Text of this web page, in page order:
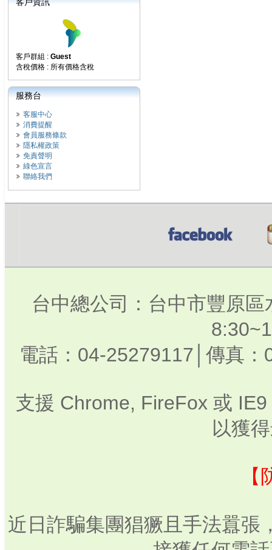
客戶群組 : Guest
含稅價格 : 所有價格含稅
服務台
客服中心
消費提醒
會員服務條款
隱私權政策
免責聲明
綠色宣言
聯絡我們
台中總公司：台中市豐原
電話：04-25279117│傳真
支援 Chrome, FireFox 或
以獲
近日詐騙集團猖獗且手法囂張